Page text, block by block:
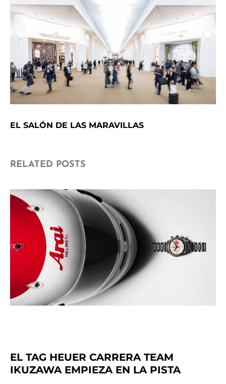
EL SALÓN DE LAS MARAVILLAS
RELATED POSTS
EL TAG HEUER CARRERA TEAM
IKUZAWA EMPIEZA EN LA PISTA